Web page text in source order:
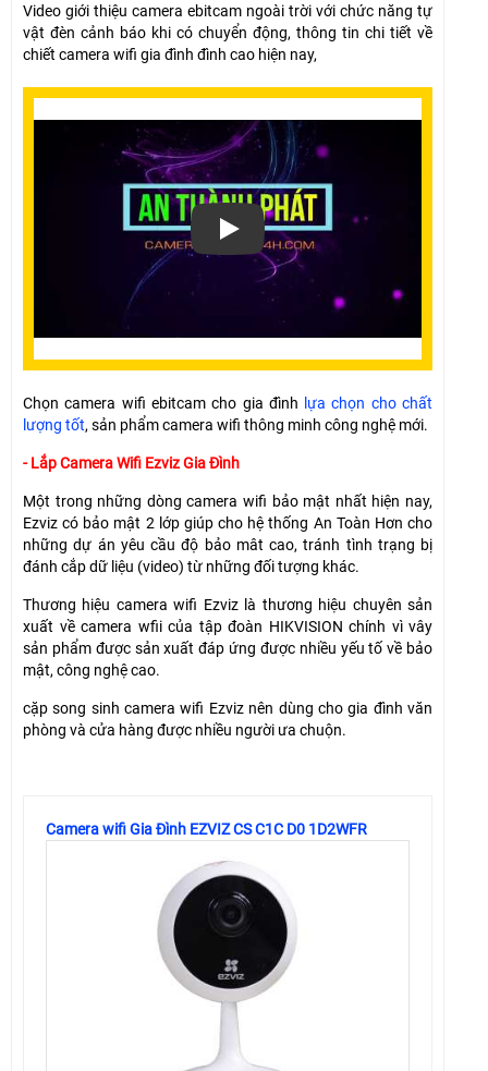
Video giới thiệu camera ebitcam ngoài trời với chức năng tự
vật đèn cảnh báo khi có chuyển động, thông tin chi tiết về
chiết camera wifi gia đình đình cao hiện nay,
Chọn camera wifi ebitcam cho gia đình
lựa chọn cho chất
lượng tốt, sản phẩm camera wifi thông minh công nghệ mới.
- Lắp Camera Wifi Ezviz Gia Đình
Một trong những dòng camera wifi bảo mật nhất hiện nay,
Ezviz có bảo mật 2 lớp giúp cho hệ thống An Toàn Hơn cho
những dự án yêu cầu độ bảo mât cao, tránh tình trạng bị
đánh cắp dữ liệu (video) từ những đối tượng khác.
Thương hiệu camera wifi Ezviz là thương hiệu chuyên sản
xuất về camera wfii của tập đoàn HIKVISION chính vì vây
sản phẩm được sản xuất đáp ứng được nhiều yếu tố về bảo
mật, công nghệ cao.
cặp song sinh camera wifi Ezviz nên dùng cho gia đình văn
phòng và cửa hàng được nhiều người ưa chuộn.
Camera wifi Gia Đình EZVIZ CS C1C D0 1D2WFR